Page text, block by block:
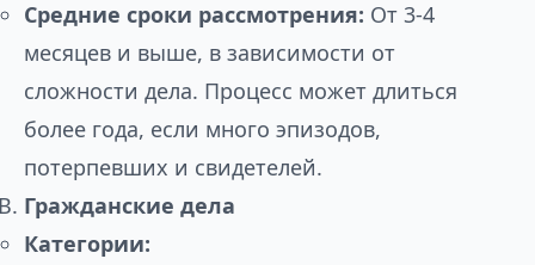
Средние сроки рассмотрения: От 3-4
месяцев и выше, в зависимости от
сложности дела. Процесс может длиться
более года, если много эпизодов,
потерпевших и свидетелей.
Гражданские дела
Категории: